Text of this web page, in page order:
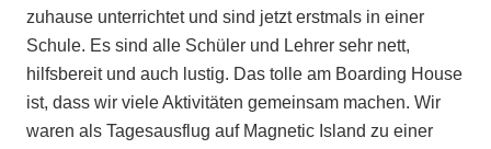
zuhause unterrichtet und sind jetzt erstmals in einer
Schule. Es sind alle Schüler und Lehrer sehr nett,
hilfsbereit und auch lustig. Das tolle am Boarding House
ist, dass wir viele Aktivitäten gemeinsam machen. Wir
waren als Tagesausflug auf Magnetic Island zu einer